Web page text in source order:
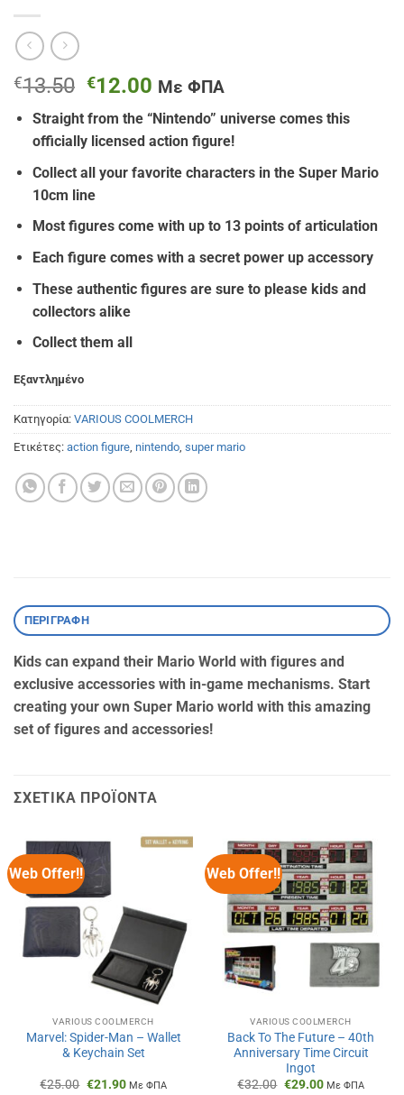
€13.50 Original
price
was:
€13.50.
€12.00 Η
τρέχουσα
τιμή
είναι:
€12.00.
Με ΦΠΑ
Straight from the “Nintendo” universe comes this
officially licensed action figure!
Collect all your favorite characters in the Super Mario
10cm line
Most figures come with up to 13 points of articulation
Each figure comes with a secret power up accessory
These authentic figures are sure to please kids and
collectors alike
Collect them all
Εξαντλημένο
Κατηγορία: VARIOUS COOLMERCH
Ετικέτες: action figure nintendo super mario
ΠΕΡΙΓΡΑΦΉ
Kids can expand their Mario World with figures and
exclusive accessories with in-game mechanisms. Start
creating your own Super Mario world with this amazing
set of figures and accessories!
ΣΧΕΤΙΚΆ ΠΡΟΪΌΝΤΑ
Web Offer!!
VARIOUS COOLMERCH
Marvel: Spider-Man – Wallet
& Keychain Set
€25.00 Original
€21.90ΗΜε ΦΠΑ
Web Offer!!
VARIOUS COOLMERCH
Back To The Future – 40th
Anniversary Time Circuit
Ingot
€32.00 Original
€29.00ΗΜε ΦΠΑ